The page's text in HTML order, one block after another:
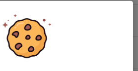
dragning 16 juli!
26/27